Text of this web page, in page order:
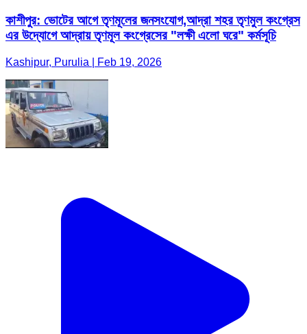
কাশীপুর: ভোটের আগে তৃণমূলের জনসংযোগ,আদ্রা শহর তৃণমুল কংগ্রেস
এর উদ্যোগে আদ্রায় তৃণমূল কংগ্রেসের "লক্ষী এলো ঘরে" কর্মসূচি
Kashipur, Purulia | Feb 19, 2026